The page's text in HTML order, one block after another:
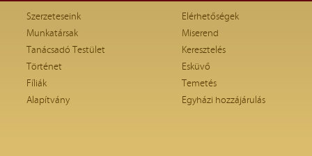
Szerzeteseink
Munkatársak
Tanácsadó Testület
Történet
Fíliák
Alapítvány
Elérhetőségek
Miserend
Keresztelés
Esküvő
Temetés
Egyházi hozzájárulás